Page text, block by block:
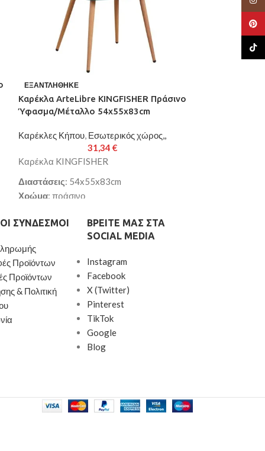
ΕΞΑΝΤΛΉΘΗΚΕ
Καρέκλα ArteLibre KINGFISHER Πράσινο
Ύφασμα/Μέταλλο 54x55x83cm
Καρέκλες Κήπου, Εσωτερικός χώρος,,
31,34 €
Καρέκλα KINGFISHER
Διαστάσεις: 54x55x83cm
Χρώμα: πράσινο
Πόδια: μέταλλο
Παράδοση σε 3-10 εργάσιμες ημέρες
ΣΎΝΔΕΣΜΟΙ
Προϊόντων
Προϊόντων
& Πολιτική
ΒΡΕΊΤΕ ΜΑΣ ΣΤΑ
SOCIAL MEDIA
Instagram
Facebook
X (Twitter)
Pinterest
TikTok
Google
Blog